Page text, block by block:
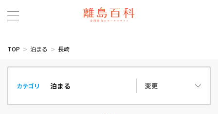
TOP 泊まる 長崎
カテゴリ 変更